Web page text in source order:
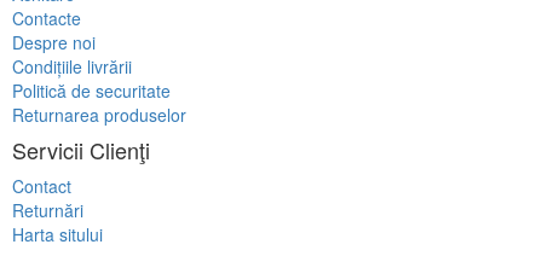
Contacte
Despre noi
Condițiile livrării
Politică de securitate
Returnarea produselor
Servicii Clienţi
Contact
Returnări
Harta sitului